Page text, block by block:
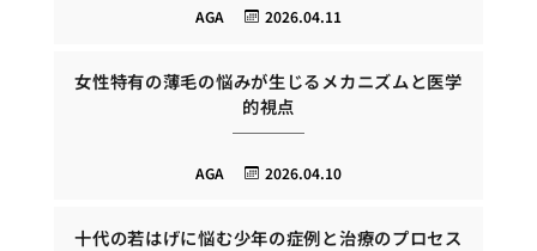
2026.04.11
AGA
女性特有の薄毛の悩みが生じるメカニズムと医学
的視点
2026.04.10
AGA
十代の若はげに悩む少年の症例と治療のプロセス